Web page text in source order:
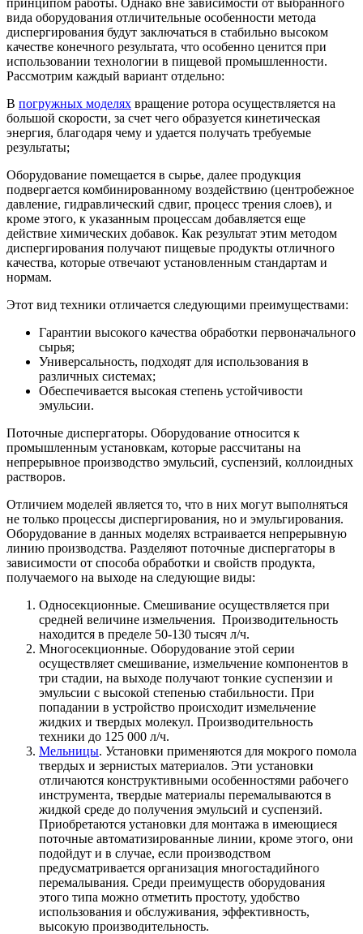
вида оборудования отличительные особенности метода
диспергирования будут заключаться в стабильно высоком
качестве конечного результата, что особенно ценится при
использовании технологии в пищевой промышленности.
Рассмотрим каждый вариант отдельно:
В погружных моделях вращение ротора осуществляется на
большой скорости, за счет чего образуется кинетическая
энергия, благодаря чему и удается получать требуемые
результаты;
Оборудование помещается в сырье, далее продукция
подвергается комбинированному воздействию (центробежное
давление, гидравлический сдвиг, процесс трения слоев), и
кроме этого, к указанным процессам добавляется еще
действие химических добавок. Как результат этим методом
диспергирования получают пищевые продукты отличного
качества, которые отвечают установленным стандартам и
нормам.
Этот вид техники отличается следующими преимуществами:
Гарантии высокого качества обработки первоначального
сырья;
Универсальность, подходят для использования в
различных системах;
Обеспечивается высокая степень устойчивости
эмульсии.
Поточные диспергаторы. Оборудование относится к
промышленным установкам, которые рассчитаны на
непрерывное производство эмульсий, суспензий, коллоидных
растворов.
Отличием моделей является то, что в них могут выполняться
не только процессы диспергирования, но и эмульгирования.
Оборудование в данных моделях встраивается непрерывную
линию производства. Разделяют поточные диспергаторы в
зависимости от способа обработки и свойств продукта,
получаемого на выходе на следующие виды:
Односекционные. Смешивание осуществляется при
средней величине измельчения. Производительность
находится в пределе 50-130 тысяч л/ч.
Многосекционные. Оборудование этой серии
осуществляет смешивание, измельчение компонентов в
три стадии, на выходе получают тонкие суспензии и
эмульсии с высокой степенью стабильности. При
попадании в устройство происходит измельчение
жидких и твердых молекул. Производительность
техники до 125 000 л/ч.
Мельницы. Установки применяются для мокрого помола
твердых и зернистых материалов. Эти установки
отличаются конструктивными особенностями рабочего
инструмента, твердые материалы перемалываются в
жидкой среде до получения эмульсий и суспензий.
Приобретаются установки для монтажа в имеющиеся
поточные автоматизированные линии, кроме этого, они
подойдут и в случае, если производством
предусматривается организация многостадийного
перемалывания. Среди преимуществ оборудования
этого типа можно отметить простоту, удобство
использования и обслуживания, эффективность,
высокую производительность.